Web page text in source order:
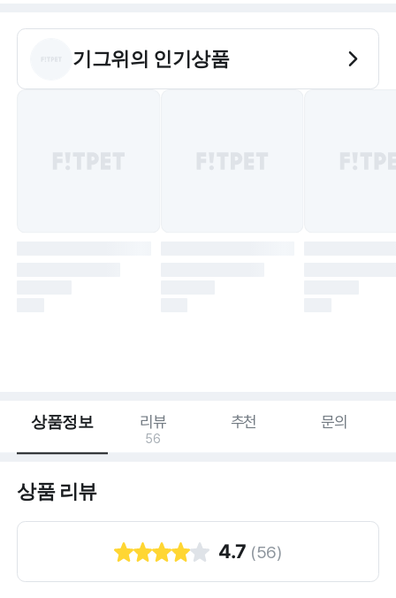
기그위 의 인기상품
상품정보 리뷰
56
추천 문의
상품 리뷰
4.7 (56)